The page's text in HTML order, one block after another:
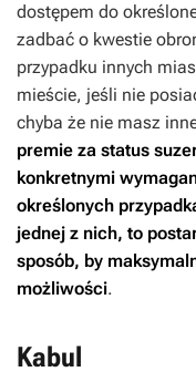
dostępem do
zadbać o kwestie
przypadku innych
mieście, jeśli nie
chyba że nie masz
premie za status
konkretnymi
określonych
jednej z nich, to
sposób, by
możliwości.
Kabul